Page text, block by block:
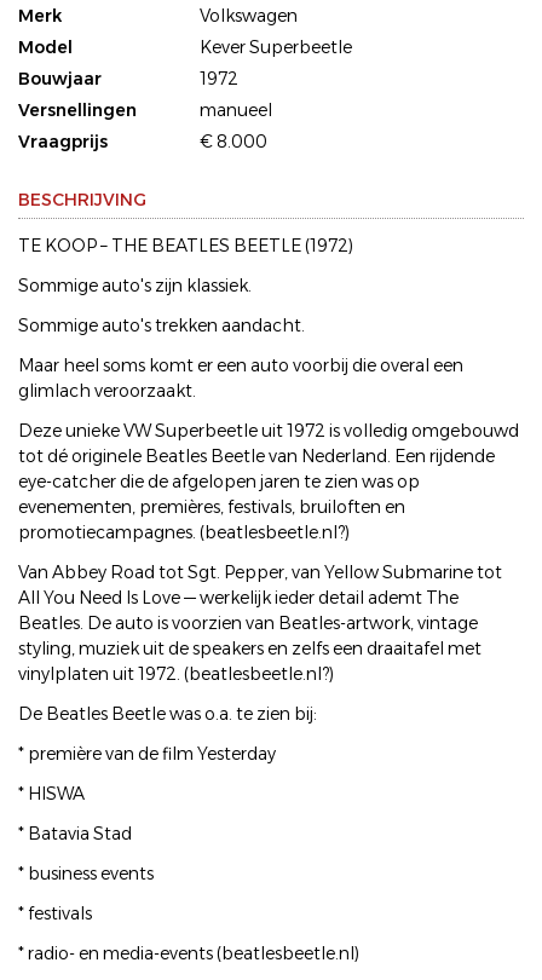
Merk
Volkswagen
Model
Kever Superbeetle
Bouwjaar
1972
Versnellingen
manueel
Vraagprijs
€ 8.000
BESCHRIJVING
TE KOOP – THE BEATLES BEETLE (1972)
Sommige auto's zijn klassiek.
Sommige auto's trekken aandacht.
Maar heel soms komt er een auto voorbij die overal een
glimlach veroorzaakt.
Deze unieke VW Superbeetle uit 1972 is volledig omgebouwd
tot dé originele Beatles Beetle van Nederland. Een rijdende
eye-catcher die de afgelopen jaren te zien was op
evenementen, premières, festivals, bruiloften en
promotiecampagnes. (beatlesbeetle.nl?)
Van Abbey Road tot Sgt. Pepper, van Yellow Submarine tot
All You Need Is Love — werkelijk ieder detail ademt The
Beatles. De auto is voorzien van Beatles-artwork, vintage
styling, muziek uit de speakers en zelfs een draaitafel met
vinylplaten uit 1972. (beatlesbeetle.nl?)
De Beatles Beetle was o.a. te zien bij:
* première van de film Yesterday
* HISWA
* Batavia Stad
* business events
* festivals
* radio- en media-events (beatlesbeetle.nl)